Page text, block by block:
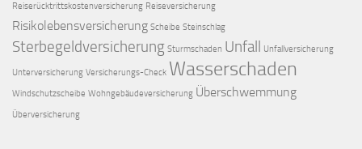
Reiserücktrittskostenversicherung Reiseversicherung
Risikolebensversicherung Scheibe Steinschlag
Sterbegeldversicherung Sturmschaden Unfall Unfallversicherung
Unterversicherung Versicherungs-Check Wasserschaden
Windschutzscheibe Wohngebäudeversicherung Überschwemmung
Überversicherung